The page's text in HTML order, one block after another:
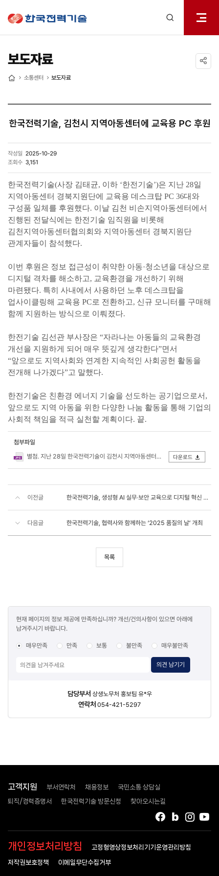
열기
보도자료
소통센터 보도자료
한국전력기술, 김천시 지역아동센터에 교육용 PC 후원
작성일 2025-10-29
조회수 3,151
한국전력기술(사장 김태균, 이하 ‘한전기술’)은 지난 28일
지역아동센터 경북지원단에 교육용 데스크탑 PC 36대와
구성품 일체를 후원했다. 이날 김천 비손지역아동센터에서
진행된 전달식에는 한전기술 임직원을 비롯해
김천지역아동센터협의회와 지역아동센터 경북지원단
관계자들이 참석했다.
이번 후원은 정보 접근성이 취약한 아동·청소년을 대상으로
디지털 격차를 해소하고, 교육환경을 개선하기 위해
마련됐다. 특히 사내에서 사용하던 노후 데스크탑을
업사이클링해 교육용 PC로 전환하고, 신규 모니터를 구매해
함께 지원하는 방식으로 이뤄졌다.
한전기술 김선관 부사장은 “자라나는 아동들의 교육환경
개선을 지원하게 되어 매우 뜻깊게 생각한다”면서
“앞으로도 지역사회와 연계한 지속적인 사회공헌 활동을
전개해 나가겠다”고 말했다.
한전기술은 친환경 에너지 기술을 선도하는 공기업으로서,
앞으로도 지역 아동을 위한 다양한 나눔 활동을 통해 기업의
사회적 책임을 적극 실천할 계획이다. 끝.
첨부파일
별첨. 지난 28일 한국전력기술이 김천시 지역아동센터에 교육용 PC를 후원했다.JPG
다운로드
이전글 한국전력기술, 생성형 AI 실무‧보안 교육으로 디지털 혁신 가속화
다음글 한국전력기술, 협력사와 함께하는 ‘2025 품질의 날’ 개최
목록
만족도
조사
현재 페이지의 정보 제공에 만족하십니까? 개선/건의사항이 있으면 아래에
남겨주시기 바랍니다.
매우만족 만족 보통 불만족 매우불만족
의견 남기기
담당부서 상생노무처 홍보팀 유*우
연락처 054-421-5297
고객지원 부서연락처 채용정보 국민소통 상담실
퇴직/경력증명서 한국전력기술 방문신청 찾아오시는길
인스
블로그
페이스북
개인정보처리방침 고정형영상정보처리기기운영관리방침
저작권보호정책 이메일무단수집거부